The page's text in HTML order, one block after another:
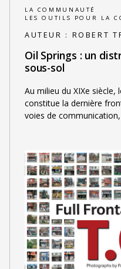
LA COMMUNAUTÉ
LES OUTILS POUR LA
AUTEUR : ROBERT
Oil Springs : un
sous-sol
Au milieu du XIXe siècle,
constitue la dernière
voies de communication,